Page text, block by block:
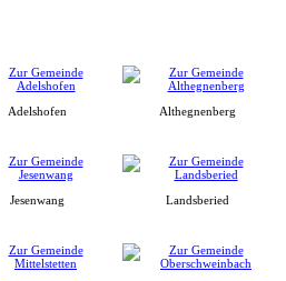
Adelshofen Althegnenberg
Jesenwang Landsberied